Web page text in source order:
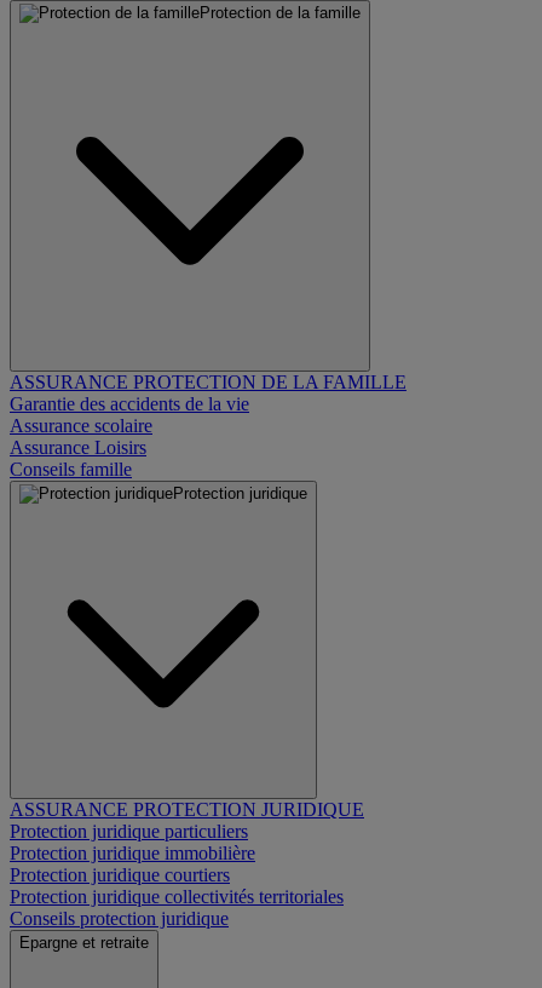
Protection de la famille
ASSURANCE PROTECTION DE LA FAMILLE
Garantie des accidents de la vie
Assurance scolaire
Assurance Loisirs
Conseils famille
Protection juridique
ASSURANCE PROTECTION JURIDIQUE
Protection juridique particuliers
Protection juridique immobilière
Protection juridique courtiers
Protection juridique collectivités territoriales
Conseils protection juridique
Epargne et retraite